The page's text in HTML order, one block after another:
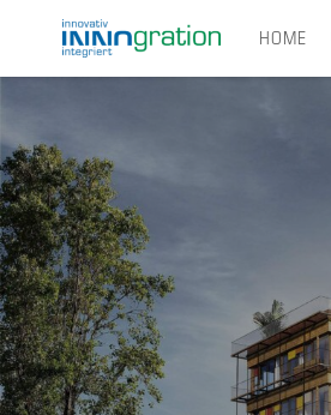
main
content
HOME